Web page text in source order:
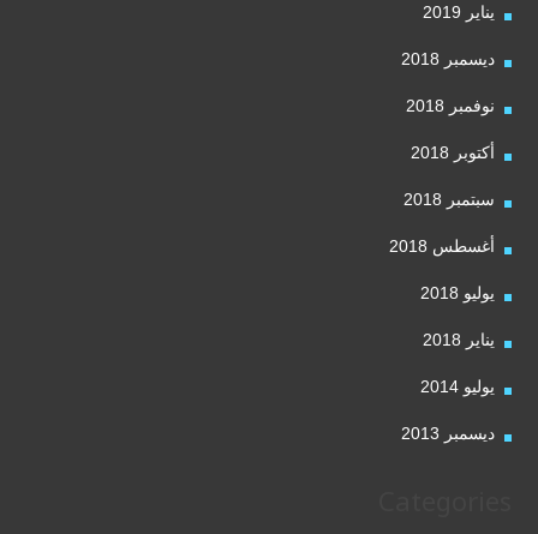
يناير 2019
ديسمبر 2018
نوفمبر 2018
أكتوبر 2018
سبتمبر 2018
أغسطس 2018
يوليو 2018
يناير 2018
يوليو 2014
ديسمبر 2013